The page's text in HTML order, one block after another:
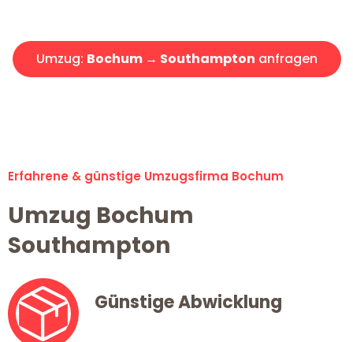
Umzug: Bochum → Southampton anfragen
Erfahrene & günstige Umzugsfirma Bochum
Umzug Bochum
Southampton
Günstige Abwicklung